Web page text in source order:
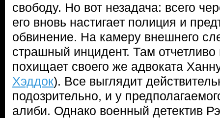
свободу. Но вот незадача: всего
его вновь настигает полиция и
обвинение. На камеру внешнего
страшный инцидент. Там
похищает своего же адвоката
Хэддок). Все выглядит
подозрительно, и у
алиби. Однако военный детектив